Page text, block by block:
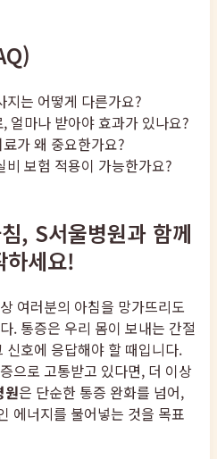
는 어떻게 다른가요?
얼마나 받아야 효과가 있나요?
가 왜 중요한가요?
보험 적용이 가능한가요?
, S서울병원과 함께
하세요!
여러분의 아침을 망가뜨리도
. 통증은 우리 몸이 보내는 간절
신호에 응답해야 할 때입니다.
으로 고통받고 있다면, 더 이상
원은 단순한 통증 완화를 넘어,
에너지를 불어넣는 것을 목표